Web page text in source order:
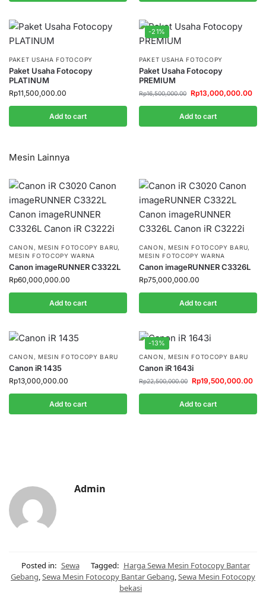
PAKET USAHA FOTOCOPY
Paket Usaha Fotocopy
PLATINUM
Rp11,500,000.00
Add to cart
-21%
PAKET USAHA FOTOCOPY
Paket Usaha Fotocopy
PREMIUM
Rp16,500,000.00 Rp13,000,000.00
Add to cart
Mesin Lainnya
CANON , MESIN FOTOCOPY BARU,
MESIN FOTOCOPY WARNA
Canon imageRUNNER C3322L
Rp60,000,000.00
Add to cart
CANON , MESIN FOTOCOPY BARU,
MESIN FOTOCOPY WARNA
Canon imageRUNNER C3326L
Rp75,000,000.00
Add to cart
CANON , MESIN FOTOCOPY BARU
Canon iR 1435
Rp13,000,000.00
Add to cart
-13%
CANON , MESIN FOTOCOPY BARU
Canon iR 1643i
Rp22,500,000.00 Rp19,500,000.00
Add to cart
Admin
Posted in: Sewa Tagged: Harga Sewa Mesin Fotocopy Bantar
Gebang,Sewa Mesin Fotocopy Bantar Gebang,Sewa Mesin Fotocopy
bekasi